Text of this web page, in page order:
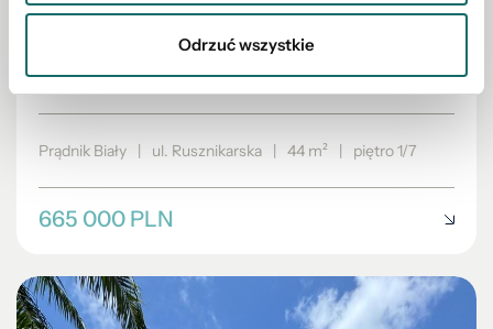
Odrzuć wszystkie
Biały
Prądnik Biały | ul. Rusznikarska | 44 m² | piętro 1/7
665 000 PLN